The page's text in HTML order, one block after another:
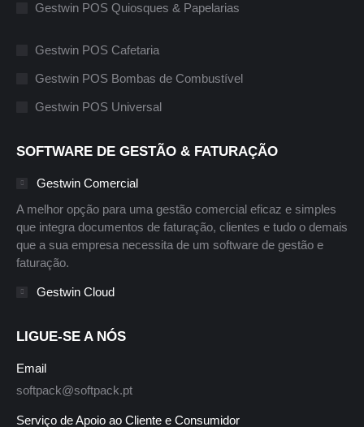
Gestwin POS Quiosques & Papelarias
Gestwin POS Cafetaria
Gestwin POS Bombas de Combustível
Gestwin POS Universal
SOFTWARE DE GESTÃO & FATURAÇÃO
Gestwin Comercial
A melhor opção para uma gestão comercial eficaz e simples
que integra documentos de faturação, clientes e tudo o demais
que a sua empresa necessita de um software de gestão e
faturação.
Gestwin Cloud
LIGUE-SE A NÓS
Email
softpack@softpack.pt
Serviço de Apoio ao Cliente e Consumidor